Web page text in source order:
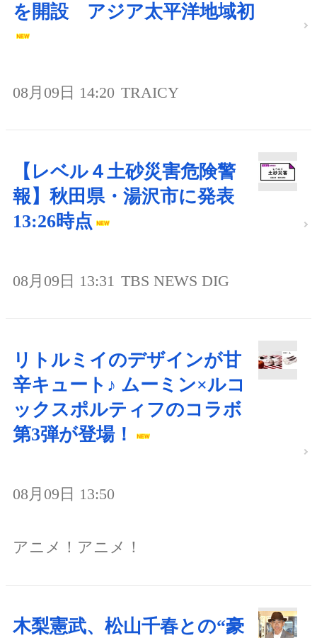
を開設 アジア太平洋地域初
08月09日 14:20 TRAICY
【レベル４土砂災害危険警
報】秋田県・湯沢市に発表
13:26時点
08月09日 13:31 TBS NEWS DIG
リトルミイのデザインが甘
辛キュート♪ ムーミン×ルコ
ックスポルティフのコラボ
第3弾が登場！
08月09日 13:50
アニメ！アニメ！
木梨憲武、松山千春との“豪